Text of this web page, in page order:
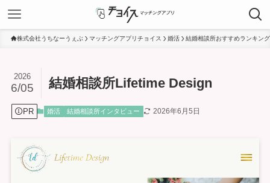
株式会社うちなーうぇぶ マッチングアプリチョイス 婚活 結婚相談所おすすめランキン
結婚相談所Lifetime Design
2026
6/05
PR 婚活 結婚相談所インタビュー 2026年6月5日